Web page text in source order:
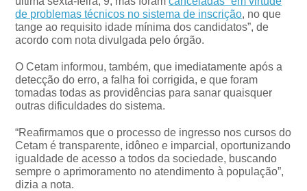
de problemas técnicos no sistema de inscrição, no que
tange ao requisito idade mínima dos candidatos”, de
acordo com nota divulgada pelo órgão.
O Cetam informou, também, que imediatamente após a
detecção do erro, a falha foi corrigida, e que foram
tomadas todas as providências para sanar quaisquer
outras dificuldades do sistema.
“Reafirmamos que o processo de ingresso nos cursos do
Cetam é transparente, idôneo e imparcial, oportunizando
igualdade de acesso a todos da sociedade, buscando
sempre o aprimoramento no atendimento à população”,
dizia a nota.